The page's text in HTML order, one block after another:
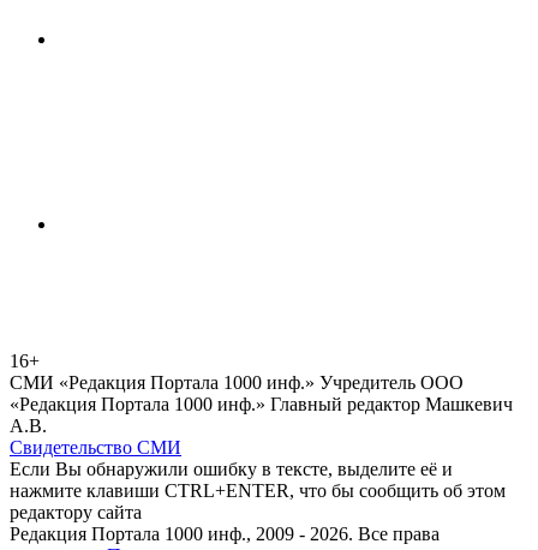
16+
СМИ «Редакция Портала 1000 инф.» Учредитель ООО
«Редакция Портала 1000 инф.» Главный редактор Машкевич
А.В.
Свидетельство СМИ
Если Вы обнаружили ошибку в тексте, выделите её и
нажмите клавиши CTRL+ENTER, что бы сообщить об этом
редактору сайта
Редакция Портала 1000 инф., 2009 - 2026. Все права